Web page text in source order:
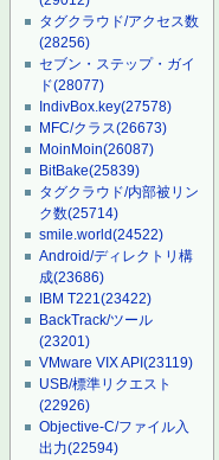
タグクラウド/アクセス数
(28256)
セブン・ステップ・ガイ
ド(28077)
IndivBox.key(27578)
MFC/クラス(26673)
MoinMoin(26087)
BitBake(25839)
タグクラウド/内部被リン
ク数(25714)
smile.world(24522)
Android/ディレクトリ構
成(23686)
IBM T221(23422)
BackTrack/ツール
(23201)
VMware VIX API(23119)
USB/標準リクエスト
(22926)
Objective-C/ファイル入
出力(22594)